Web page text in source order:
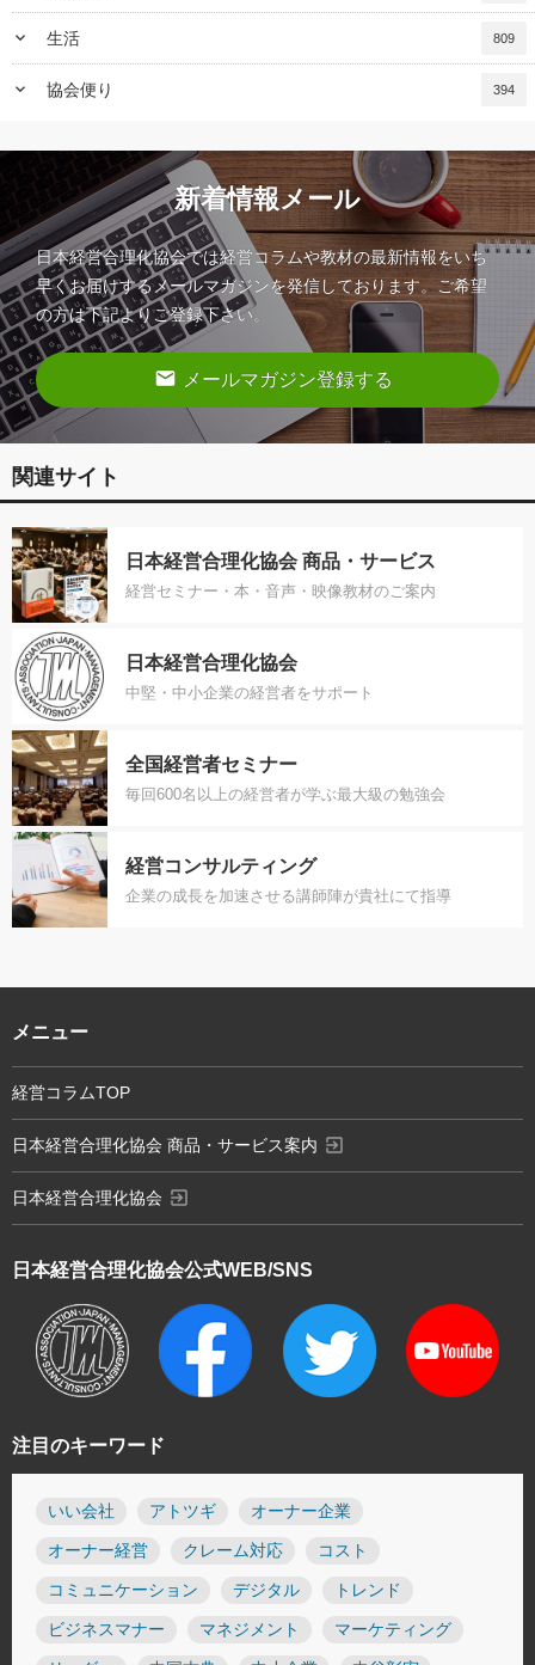
keyboard_arrow_down 生活 809
keyboard_arrow_down 協会便り 394
新着情報メール
日本経営合理化協会では経営コラムや教材の最新情報をいち
早くお届けするメールマガジンを発信しております。ご希望
の方は下記よりご登録下さい。
email メールマガジン登録する
関連サイト
日本経営合理化協会 商品・サービス
経営セミナー・本・音声・映像教材のご案内
日本経営合理化協会
中堅・中小企業の経営者をサポート
全国経営者セミナー
毎回600名以上の経営者が学ぶ最大級の勉強会
経営コンサルティング
企業の成長を加速させる講師陣が貴社にて指導
注目のキーワード
いい会社 アトツギ オーナー企業
オーナー経営 クレーム対応 コスト
コミュニケーション デジタル トレンド
ビジネスマナー マネジメント マーケティング
日本経営合理化協会公式WEB/SNS
メニュー
経営コラムTOP
日本経営合理化協会 商品・サービス案内 exit_to_app
日本経営合理化協会 exit_to_app